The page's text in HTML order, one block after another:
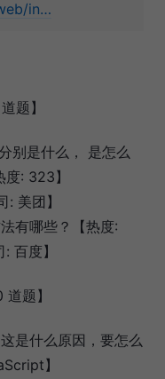
in…
题】
别是什么， 是怎么
: 323】
美团】
有哪些？【热度:
百度】
题】
是什么原因，要怎么
】